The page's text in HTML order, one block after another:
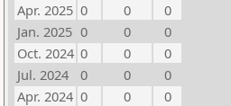
Apr. 2025 0 0
0
Jan. 2025 0 0
0
Oct. 2024 0 0
0
Jul. 2024
0 0
0
Apr. 2024 0 0
0